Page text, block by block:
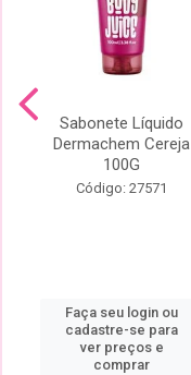
Sabonete Líquido
Dermachem Cereja
100G
Código: 27571
Faça seu login ou
cadastre-se para
ver preços e
comprar